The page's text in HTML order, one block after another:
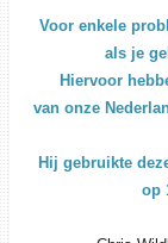
Voor enkele
als je
Hiervoor
van onze
Hij gebruikte
op